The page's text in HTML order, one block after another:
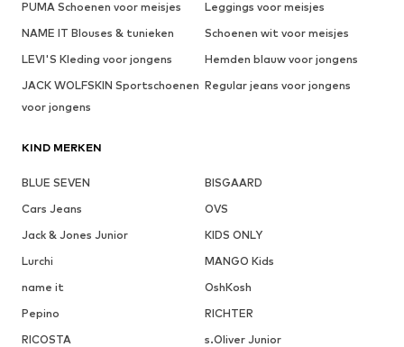
PUMA Schoenen voor meisjes
Leggings voor meisjes
NAME IT Blouses & tunieken
Schoenen wit voor meisjes
LEVI'S Kleding voor jongens
Hemden blauw voor jongens
JACK WOLFSKIN Sportschoenen
voor jongens
Regular jeans voor jongens
KIND MERKEN
BLUE SEVEN
BISGAARD
Cars Jeans
OVS
Jack & Jones Junior
KIDS ONLY
Lurchi
MANGO Kids
name it
OshKosh
Pepino
RICHTER
RICOSTA
s.Oliver Junior